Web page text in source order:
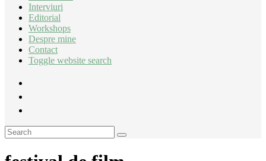
Interviuri
Editorial
Workshops
Despre mine
Contact
Toggle website search